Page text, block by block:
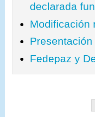
declarada
Modificación
Presentación
Fedepaz y